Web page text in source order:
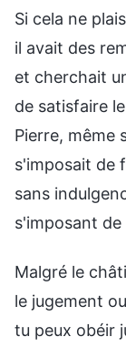
Si cela ne
il avait des
et cherchait
de satisfaire
Pierre, même
s'imposait de
sans
s'imposant
Malgré le
le jugement
tu peux obéir